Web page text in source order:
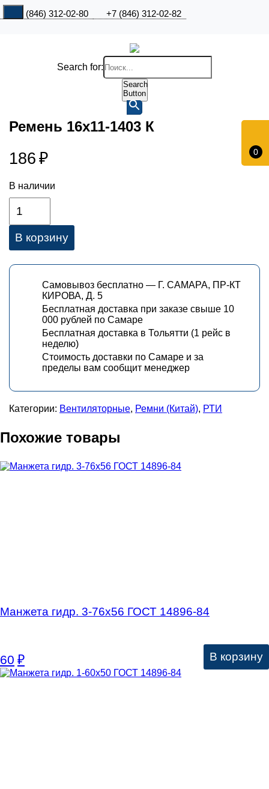
+7 (846) 312-02-80 +7 (846) 312-02-82
0
Search for:
Search
Button
Ремень 16х11-1403 К
186 ₽
В наличии
В корзину
Самовывоз бесплатно — Г. САМАРА, ПР-КТ
КИРОВА, Д. 5
Бесплатная доставка при заказе свыше 10
000 рублей по Самаре
Бесплатная доставка в Тольятти (1 рейс в
неделю)
Стоимость доставки по Самаре и за
пределы вам сообщит менеджер
Категории: Вентиляторные, Ремни (Китай), РТИ
Похожие товары
Манжета гидр. 3-76х56 ГОСТ 14896-84
60 ₽ В корзину